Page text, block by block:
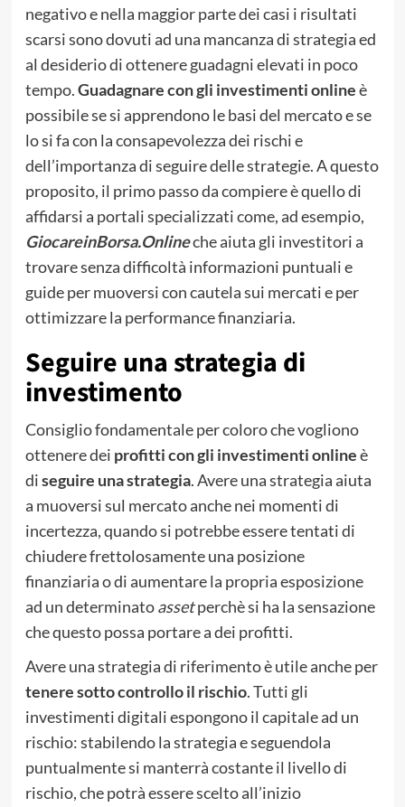
negativo e nella maggior parte dei casi i risultati
scarsi sono dovuti ad una mancanza di strategia ed
al desiderio di ottenere guadagni elevati in poco
tempo.Guadagnare con gli investimenti onlineè
possibile se si apprendono le basi del mercato e se
lo si fa con la consapevolezza dei rischi e
dell’importanza di seguire delle strategie. A questo
proposito, il primo passo da compiere è quello di
affidarsi a portali specializzati come, ad esempio,
GiocareinBorsa.Onlineche aiuta gli investitori a
trovare senza difficoltà informazioni puntuali e
guide per muoversi con cautela sui mercati e per
ottimizzare la performance finanziaria.
Seguire una strategia di
investimento
Consiglio fondamentale per coloro che vogliono
ottenere dei profitti con gli investimenti onlineè
diseguire una strategia. Avere una strategia aiuta
a muoversi sul mercato anche nei momenti di
incertezza, quando si potrebbe essere tentati di
chiudere frettolosamente una posizione
finanziaria o di aumentare la propria esposizione
ad un determinatoassetperchè si ha la sensazione
che questo possa portare a dei profitti.
Avere una strategia di riferimento è utile anche per
tenere sotto controllo il rischio. Tutti gli
investimenti digitali espongono il capitale ad un
rischio: stabilendo la strategia e seguendola
puntualmente si manterrà costante il livello di
rischio, che potrà essere scelto all’inizio